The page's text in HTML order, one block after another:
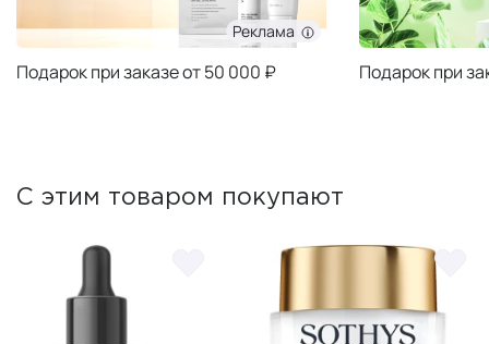
Реклама
Подарок при заказе от 50 000 ₽ Подарок при
С этим товаром покупают